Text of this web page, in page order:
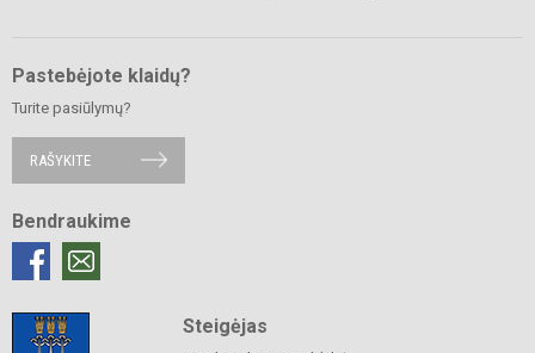
Pastebėjote klaidų?
Turite pasiūlymų?
RAŠYKITE
Bendraukime
Steigėjas